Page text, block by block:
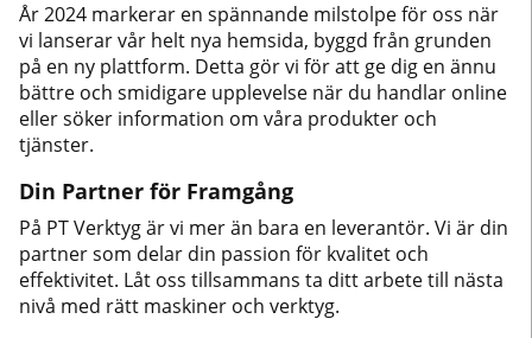
År 2024 markerar en spännande milstolpe för oss när
vi lanserar vår helt nya hemsida, byggd från grunden
på en ny plattform. Detta gör vi för att ge dig en ännu
bättre och smidigare upplevelse när du handlar online
eller söker information om våra produkter och
tjänster.
Din Partner för Framgång
På PT Verktyg är vi mer än bara en leverantör. Vi är din
partner som delar din passion för kvalitet och
effektivitet. Låt oss tillsammans ta ditt arbete till nästa
nivå med rätt maskiner och verktyg.